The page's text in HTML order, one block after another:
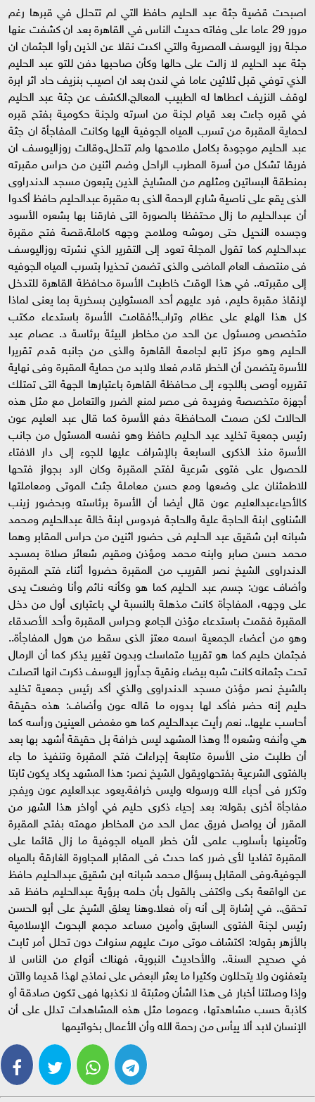
اصبحت قضية جثة عبد الحليم حافظ التي لم تتحلل في قبرها رغم
مرور 29 عاما على وفاته حديث الناس في القاهرة بعد ان كشفت عنها
مجلة روز اليوسف المصرية والتي اكدت نقلا عن الذين رأوا الجثمان ان
جثة عبد الحليم لا زالت على حالها وكأن صاحبها دفن للتو عبد الحليم
الذي توفي قبل ثلاثين عاما في لندن بعد ان اصيب بنزيف حاد اثر ابرة
لوقف النزيف اعطاها له الطبيب المعالج.الكشف عن جثة عبد الحليم
في قبره جاءت بعد قيام لجنة من اسرته ولجنة حكومية بفتح قبره
لحماية المقبرة من تسرب المياه الجوفية اليها وكانت المفاجأة ان جثة
عبد الحليم موجودة بكامل ملامحها ولم تتحلل.وقالت روزاليوسف ان
فريقا تشكل من أسرة المطرب الراحل وضم اثنين من حراس مقبرته
بمنطقة البساتين ومثلهم من المشايخ الذين يتبعون مسجد الدندراوى
الذى يقع على ناصية شارع الرحمة الذى به مقبرة عبدالحليم حافظ أكدوا
أن عبدالحليم ما زال محتفظا بالصورة التى فارقنا بها بشعره الأسود
وجسده النحيل حتى رموشه وملامح وجهه كاملة.قصة فتح مقبرة
عبدالحليم كما تقول المجلة تعود إلى التقرير الذي نشرته روزاليوسف
فى منتصف العام الماضى والذى تضمن تحذيرا بتسرب المياه الجوفيه
إلى مقبرته.. في هذا الوقت خاطبت الأسرة محافظة القاهرة للتدخل
لإنقاذ مقبرة حليم، فرد عليهم أحد المسئولين بسخرية بما يعنى لماذا
كل هذا الهلع على عظام وتراب!!فقامت الأسرة باستدعاء مكتب
متخصص ومسئول عن الحد من مخاطر البيئة برئاسة د. عصام عبد
الحليم وهو مركز تابع لجامعة القاهرة والذى من جانبه قدم تقريرا
للأسرة يتضمن أن الخطر قادم فعلا ولابد من حماية المقبرة وفى نهاية
تقريره أوصى باللجوء إلى محافظة القاهرة باعتبارها الجهة التى تمتلك
أجهزة متخصصة وفريدة فى مصر لمنع الضرر والتعامل مع مثل هذه
الحالات لكن صمت المحافظة دفع الأسرة كما قال عبد العليم عون
رئيس جمعية تخليد عبد الحليم حافظ وهو نفسه المسئول من جانب
الأسرة منذ الذكرى السابعة بالإشراف عليها للجوء إلى دار الافتاء
للحصول على فتوى شرعية لفتح المقبرة وكان الرد بجواز فتحها
للاطمئنان على وضعها ومع حسن معاملة جثث الموتى ومعاملتها
كالأحياءعبدالعليم عون قال أيضا أن الأسرة برئاسته وبحضور زينب
الشناوى ابنة الحاجة علية والحاجة فردوس ابنة خالة عبدالحليم ومحمد
شبانه ابن شقيق عبد الحليم فى حضور اثنين من حراس المقابر وهما
محمد حسن صابر وابنه محمد ومؤذن ومقيم شعائر صلاة بمسجد
الدندراوى الشيخ نصر القريب من المقبرة حضروا أثناء فتح المقبرة
وأضاف عون: جسم عبد الحليم كما هو وكأنه نائم وأنا وضعت يدى
على وجهه، المفاجأة كانت مذهلة بالنسبة لي باعتبارى أول من دخل
المقبرة فقمت باستدعاء مؤذن الجامع وحراس المقبرة وأحد الأصدقاء
وهو من أعضاء الجمعية اسمه معتز الذى سقط من هول المفاجأة..
فجثمان حليم كما هو تقريبا متماسك وبدون تغيير يذكر كما أن الرمال
تحت جثمانه كانت شبه بيضاء ونقية جداًروز اليوسف ذكرت انها اتصلت
بالشيخ نصر مؤذن مسجد الدندراوى والذي أكد رئيس جمعية تخليد
حليم إنه حضر فأكد لها بدوره ما قاله عون وأضاف: هذه حقيقة
أحاسب عليها.. نعم رأيت عبدالحليم كما هو مغمض العينين ورأسه كما
هي وأنفه وشعره !! وهذا المشهد ليس خرافة بل حقيقة أشهد بها بعد
أن طلبت منى الأسرة متابعة إجراءات فتح المقبرة وتنفيذ ما جاء
بالفتوى الشرعية بفتحهاويقول الشيخ نصر: هذا المشهد يكاد يكون ثابتا
وتكرر فى أحباء الله ورسوله وليس خرافة.يعود عبدالعليم عون ويفجر
مفاجأة أخرى بقوله: بعد إحياء ذكرى حليم في أواخر هذا الشهر من
المقرر أن يواصل فريق عمل الحد من المخاطر مهمته بفتح المقبرة
وتأمينها بأسلوب علمى لأن خطر المياه الجوفية ما زال قائما على
المقبرة تفاديا لأى ضرر كما حدث فى المقابر المجاورة الغارقة بالمياه
الجوفية.وفى المقابل بسؤال محمد شبانه ابن شقيق عبدالحليم حافظ
عن الواقعة بكى واكتفى بالقول بأن حلمه برؤية عبدالحليم حافظ قد
تحقق.. في إشارة إلى أنه رآه فعلا.وهنا يعلق الشيخ على أبو الحسن
رئيس لجنة الفتوى السابق وأمين مساعد مجمع البحوث الإسلامية
بالأزهر بقوله: اكتشاف موتى مرت عليهم سنوات دون تحلل أمر ثابت
في صحيح السنة.. والأحاديث النبوية، فهناك أنواع من الناس لا
يتعفنون ولا يتحللون وكثيرا ما يعثر البعض على نماذج لهذا قديما والآن
وإذا وصلتنا أخبار فى هذا الشأن ومثبتة لا نكذبها فهى تكون صادقة أو
كاذبة حسب مشاهدتها، وعموما مثل هذه المشاهدات تدلل على أن
الإنسان لابد ألا ييأس من رحمة الله وأن الأعمال بخواتيمها